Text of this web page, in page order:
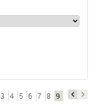
3 4 5 6 7 8 9